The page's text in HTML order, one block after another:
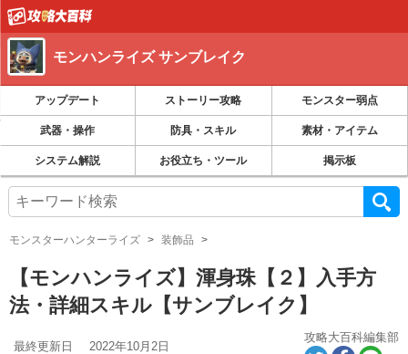
モンハンライズ サンブレイク
アップデート ストーリー攻略 モンスター弱点
武器・操作 防具・スキル 素材・アイテム
システム解説 お役立ち・ツール 掲示板
モンスターハンターライズ 装飾品
【モンハンライズ】渾身珠【２】入手方
法・詳細スキル【サンブレイク】
最終更新日 2022年10月2日
攻略大百科編集部